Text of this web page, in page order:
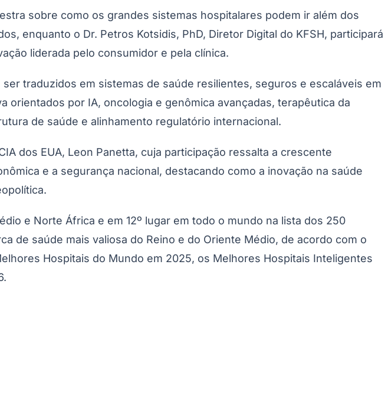
Franco da Rocha Francisco Morato Taboão da Serra Embu das Artes
sobre como os grandes sistemas hospitalares podem ir além dos
enquanto o Dr. Petros Kotsidis, PhD, Diretor Digital do KFSH, participará
liderada pelo consumidor e pela clínica.
traduzidos em sistemas de saúde resilientes, seguros e escaláveis em
por IA, oncologia e genômica avançadas, terapêutica da
de saúde e alinhamento regulatório internacional.
dos EUA, Leon Panetta, cuja participação ressalta a crescente
e a segurança nacional, destacando como a inovação na saúde
e Norte África e em 12º lugar em todo o mundo na lista dos 250
de saúde mais valiosa do Reino e do Oriente Médio, de acordo com o
Hospitais do Mundo em 2025, os Melhores Hospitais Inteligentes